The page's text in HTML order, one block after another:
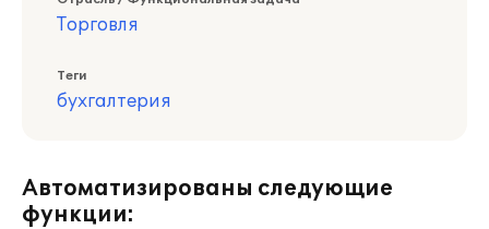
Торговля
Теги
бухгалтерия
Автоматизированы следующие
функции: